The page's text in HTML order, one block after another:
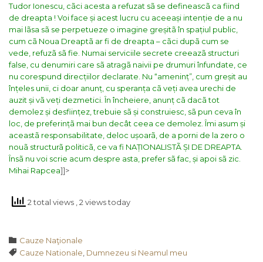
Tudor Ionescu, cãci acesta a refuzat sã se defineascã ca fiind
de dreapta ! Voi face și acest lucru cu aceeași intenție de a nu
mai lãsa sã se perpetueze o imagine greșitã în spațiul public,
cum cã Noua Dreaptã ar fi de dreapta – cãci dupã cum se
vede, refuzã sã fie. Numai serviciile secrete creeazã structuri
false, cu denumiri care sã atragã naivii pe drumuri înfundate, ce
nu corespund direcțiilor declarate. Nu “ameninț”, cum greșit au
înțeles unii, ci doar anunț, cu speranța cã veți avea urechi de
auzit și vã veți dezmetici. În încheiere, anunț cã dacã tot
demolez și desființez, trebuie sã și construiesc, sã pun ceva în
loc, de preferințã mai bun decât ceea ce demolez. Îmi asum și
aceastã responsabilitate, deloc ușoarã, de a porni de la zero o
nouã structurã politicã, ce va fi NAȚIONALISTÃ ȘI DE DREAPTA.
Însã nu voi scrie acum despre asta, prefer sã fac, și apoi sã zic.
Mihai Rapcea]]>
2 total views , 2 views today
 Category
Cauze Naţionale
 Tags
Cauze Nationale Dumnezeu si Neamul meu